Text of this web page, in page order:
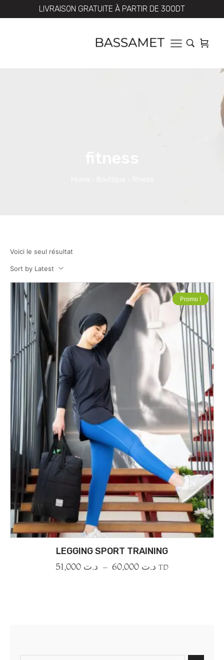
LIVRAISON GRATUITE À PARTIR DE 300DT
Voici le seul résultat
Sort by Latest
Promo !
LEGGING SPORT TRAINING
د.ت – د.ت TD